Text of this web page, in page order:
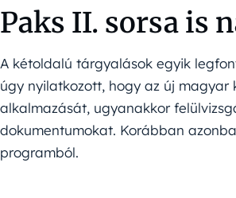
Paks II. sorsa is
A kétoldalú tárgyalások egyik
úgy nyilatkozott, hogy az új
alkalmazását, ugyanakkor
dokumentumokat. Korábban
programból.